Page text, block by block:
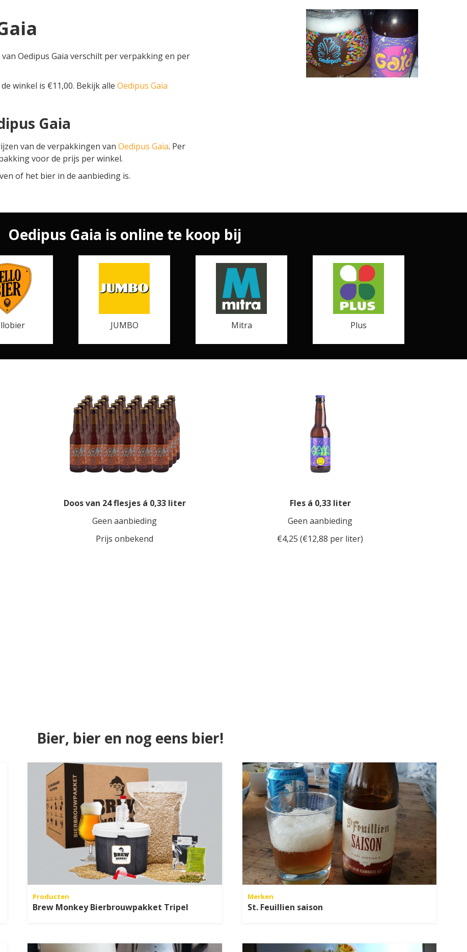
Oedipus Gaia verschilt per verpakking en per
winkel is €11,00. Bekijk alle Oedipus Gaia
Gaia
van de verpakkingen van Oedipus Gaia. Per
voor de prijs per winkel.
of het bier in de aanbieding is.
Oedipus Gaia is online te koop bij
JUMBO Mitra Plus
Doos van 24 flesjes á 0,33 liter
Geen aanbieding
Prijs onbekend
Fles á 0,33 liter
Geen aanbieding
€4,25 (€12,88 per liter)
Bier, bier en nog eens bier!
Producten
Brew Monkey Bierbrouwpakket Tripel
Merken
St. Feuillien saison